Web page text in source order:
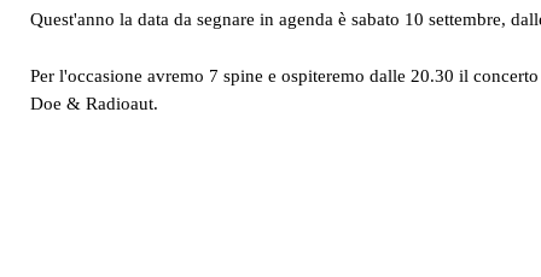
Quest'anno la data da segnare in agenda è sabato 10 settembre,
Per l'occasione avremo 7 spine e ospiteremo dalle 20.30 il concerto
Doe & Radioaut.